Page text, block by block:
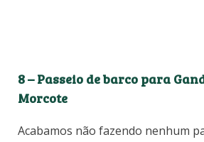
8 – Passeio de barco para
Morcote
Acabamos não fazendo nenhum